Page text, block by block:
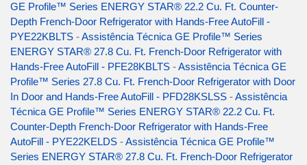
GE Profile™ Series ENERGY STAR® 22.2 Cu. Ft. Counter-
Depth French-Door Refrigerator with Hands-Free AutoFill -
PYE22KBLTS -Assistência Técnica GE Profile™ Series
ENERGY STAR® 27.8 Cu. Ft. French-Door Refrigerator with
Hands-Free AutoFill - PFE28KBLTS -Assistência Técnica GE
Profile™ Series 27.8 Cu. Ft. French-Door Refrigerator with Door
In Door and Hands-Free AutoFill - PFD28KSLSS -Assistência
Técnica GE Profile™ Series ENERGY STAR® 22.2 Cu. Ft.
Counter-Depth French-Door Refrigerator with Hands-Free
AutoFill - PYE22KELDS -Assistência Técnica GE Profile™
Series ENERGY STAR® 27.8 Cu. Ft. French-Door Refrigerator